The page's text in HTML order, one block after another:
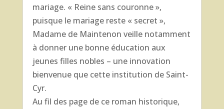
mariage. « Reine sans couronne »,
puisque le mariage reste « secret »,
Madame de Maintenon veille notamment
à donner une bonne éducation aux
jeunes filles nobles – une innovation
bienvenue que cette institution de Saint-
Cyr.
Au fil des page de ce roman historique,